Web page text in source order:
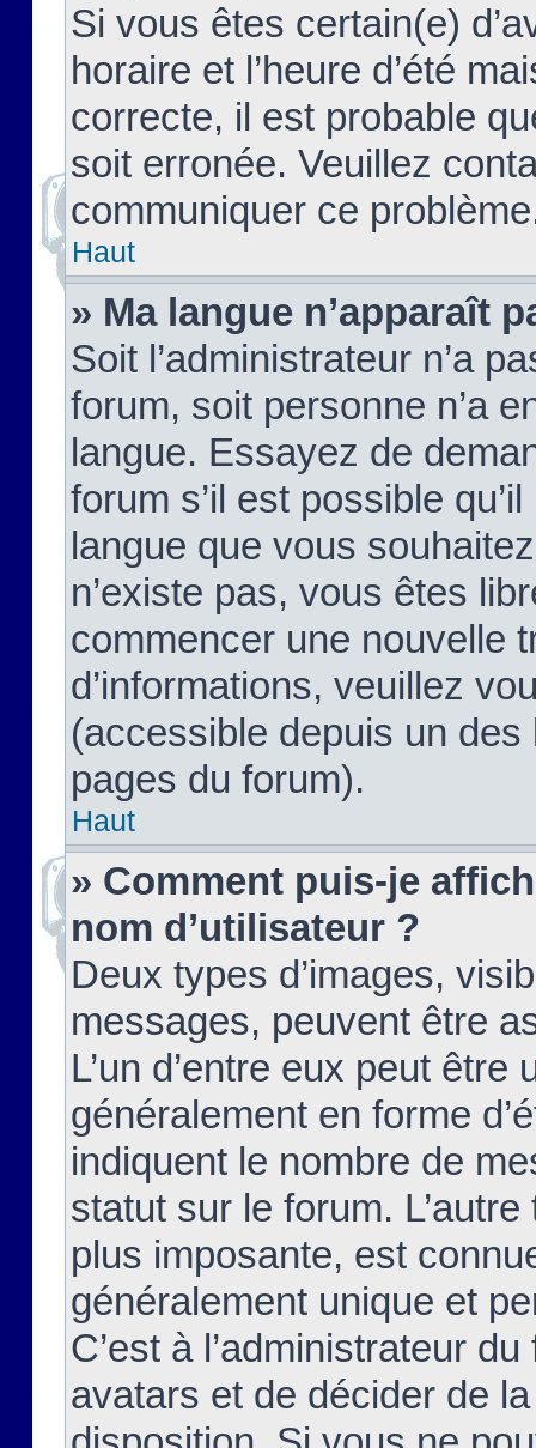
Si vous êtes certain(e)
horaire et l’heure d’été
correcte, il est probable
soit erronée. Veuillez
communiquer ce
Haut
» Ma langue n’apparaît
Soit l’administrateur n’a
forum, soit personne n’a
langue. Essayez de
forum s’il est possible
langue que vous
n’existe pas, vous êtes
commencer une nouvelle
d’informations, veuillez
(accessible depuis un
pages du forum).
Haut
» Comment puis-je
nom d’utilisateur ?
Deux types d’images,
messages, peuvent être
L’un d’entre eux peut
généralement en forme
indiquent le nombre de
statut sur le forum.
plus imposante, est
généralement unique et
C’est à l’administrateur
avatars et de décider de